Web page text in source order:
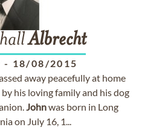
Albrecht
- 18/08/2015
away peacefully at home
his loving family and his dog
Johnwas born in Long
on July 16, 1...